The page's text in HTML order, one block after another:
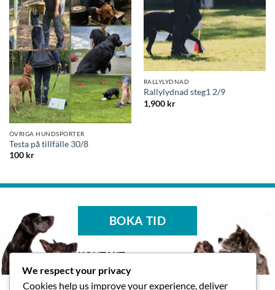
ÖVRIGA HUNDSPORTER
Testa på tillfälle 30/8
100 kr
RALLYLYDNAD
Rallylydnad steg1 2/9
1,900 kr
BOKA TID
KONTAKT
Tasspalatset AB
We respect your privacy
Cookies help us improve your experience, deliver